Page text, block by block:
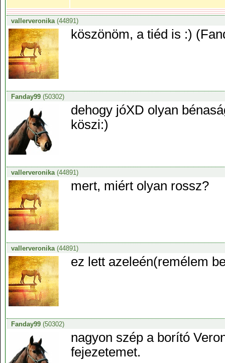
vallerveronika(44891)
köszönöm, a tiéd is :)
Fanday99(50302)
dehogy jóXD olyan
köszi:)
vallerveronika(44891)
mert, miért olyan rossz?
vallerveronika(44891)
ez lett azeleén(remélem
Fanday99(50302)
nagyon szép a borító
fejezetemet.